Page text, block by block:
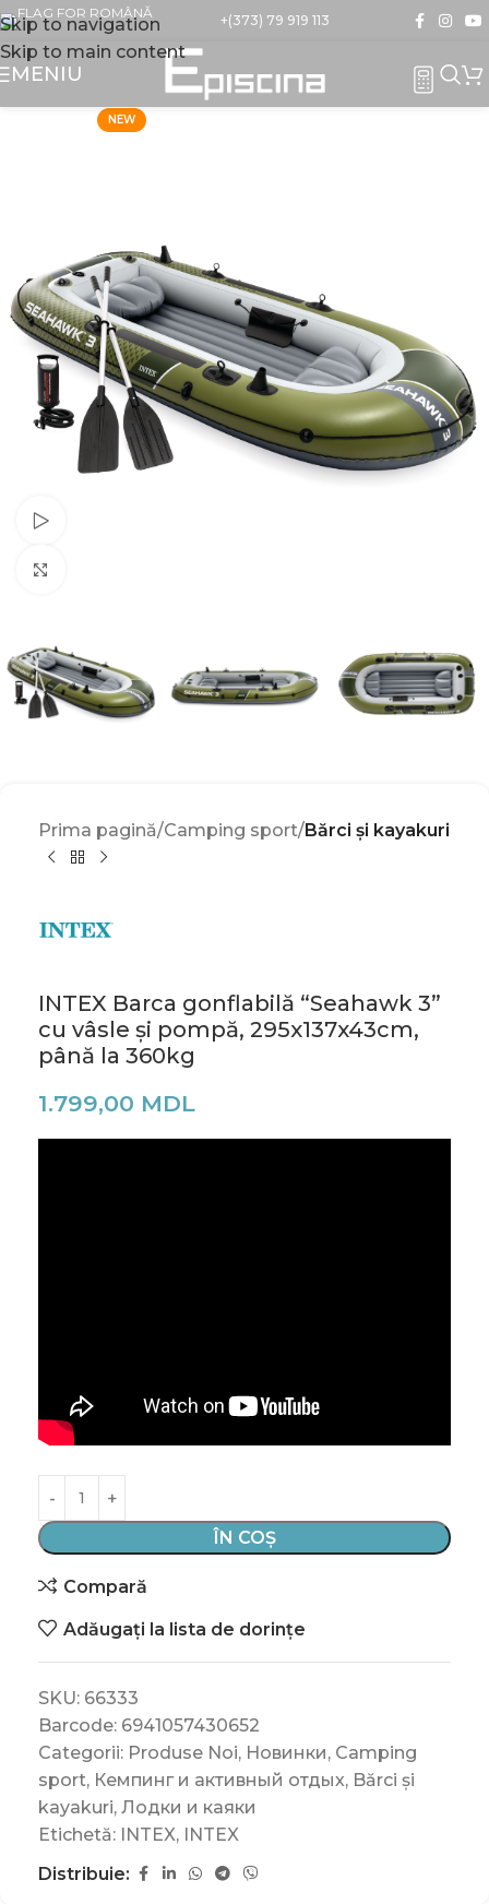
Skip to navigation
Skip to main content
+(373) 79 919 113
MENIU
NEW
Prima pagină Camping sport Bărci și kayakuri
INTEX Barca gonflabilă “Seahawk 3”
cu vâsle și pompă, 295x137x43cm,
până la 360kg
1.799,00 MDL
ÎN COȘ
Compară
Adăugați la lista de dorințe
SKU: 66333
Barcode: 6941057430652
Categorii: Produse Noi, Новинки, Camping
sport, Кемпинг и активный отдых, Bărci și
kayakuri, Лодки и каяки
Etichetă:
INTEX,
INTEX
Distribuie: